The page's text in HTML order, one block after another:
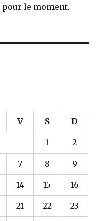
pour le moment.
V S D
1 2
7 8 9
14 15 16
21 22 23